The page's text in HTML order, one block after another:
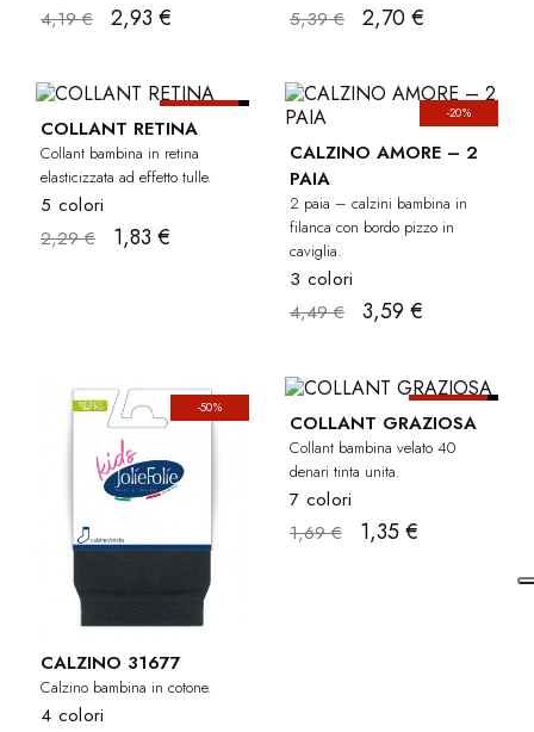
4,19 €
2,93 €
5,39 €
2,70 €
BAMBINA
COLLANT RETINA
Collant bambina in retina
elasticizzata ad effetto tulle.
5 colori
2,29 €
1,83 €
-20%
CALZINO AMORE – 2
PAIA
2 paia – calzini bambina in
filanca con bordo pizzo in
caviglia.
3 colori
4,49 €
3,59 €
-50%
CALZINO 31677
Calzino bambina in cotone.
4 colori
-20%
COLLANT GRAZIOSA
Collant bambina velato 40
denari tinta unita.
7 colori
1,69 €
1,35 €